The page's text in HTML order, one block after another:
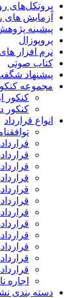
پروتکل‌های
آزمایش های
پیشینه
پروپوزال
نرم افزار
کتاب صوتی
پیشنهاد
مجموعه
کنکور
کنکور
انواع قرارداد
اجاره
دسته بندی